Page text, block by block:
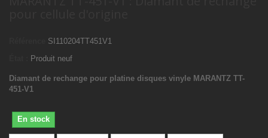
SI110204TT451V1
Produit neuf
Diamant de rechange pour platine disques vinyle MARANTZ TT-
451-V1
En stock